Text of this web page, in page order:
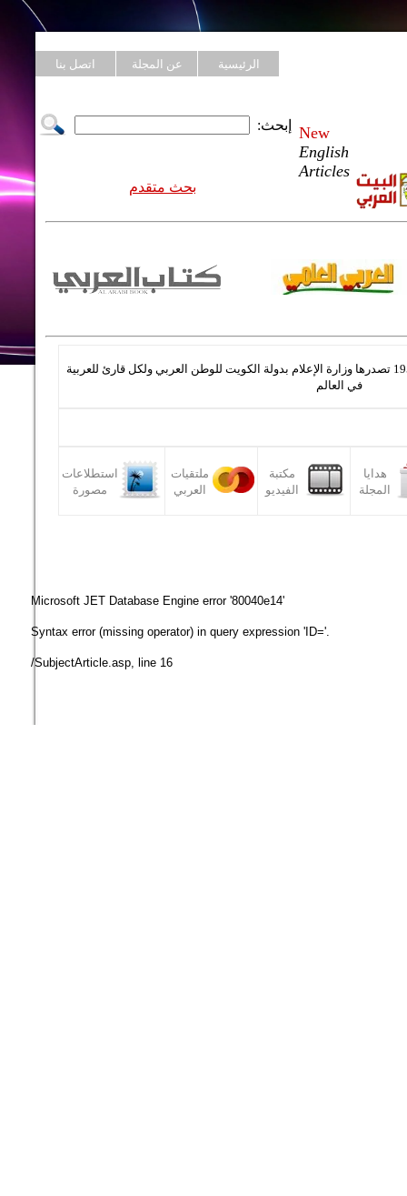
اتصل بنا عن المجلة الرئيسية
إبحث:
New
English
Articles
بحث متقدم
مجلة شهرية ثقافية مصورة تأسست عام 1958 تصدرها وزارة الإعلام بدولة الكويت للوطن العربي ولكل قارئ للعربية
في العالم
استطلاعات
مصورة
ملتقيات
العربي
مكتبة
الفيديو
هدايا
المجلة
Microsoft JET Database Engine error '80040e14'
Syntax error (missing operator) in query expression 'ID='.
/SubjectArticle.asp, line 16